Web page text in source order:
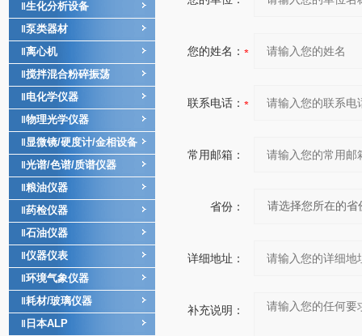
生化分析设备
泵类器材
离心机
搅拌混合粉碎振荡
电化学仪器
物理光学仪器
显微镜/硬度计/金相设备
光谱/色谱/质谱仪器
粮油仪器
药检仪器
石油仪器
仪器仪表
环境气象仪器
耗材/玻璃仪器
日本ALP
您的姓名：
联系电话：
常用邮箱：
省份：
详细地址：
补充说明：